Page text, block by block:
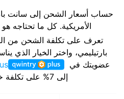
حساب أسعار الشحن إلى سانت
الأمريكية. كل ما تحتاجه
تعرف على تكلفة الشحن من
بارتيليمي، واختر الخيار الذي
عضويتك في
إلى 7% على تكلفة خدمات الشحن.